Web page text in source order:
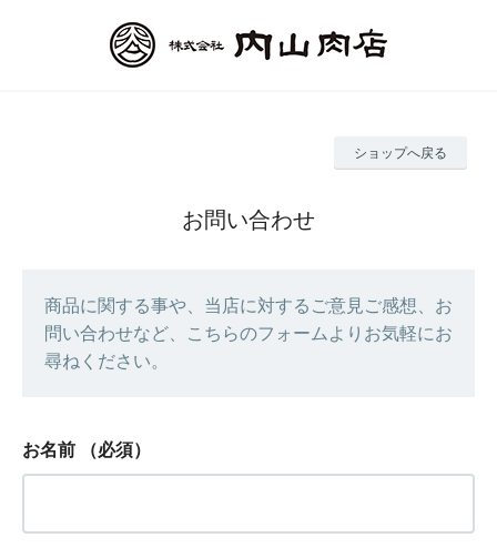
ショップへ戻る
お問い合わせ
商品に関する事や、当店に対するご意見ご感想、お
問い合わせなど、こちらのフォームよりお気軽にお
尋ねください。
お名前 （必須）